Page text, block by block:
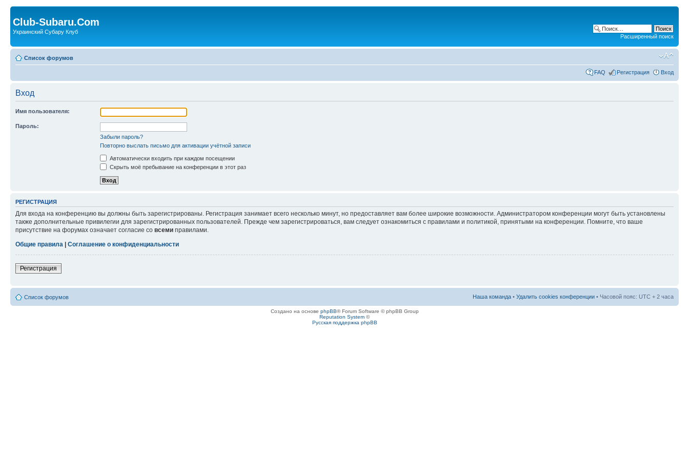
Club-Subaru.Com
Украинский Субару Клуб
Расширенный поиск
Список форумов
FAQ Регистрация Вход
Вход
Имя пользователя:
Пароль:
Забыли пароль?
Повторно выслать письмо для активации учётной записи
Автоматически входить при каждом посещении
Скрыть моё пребывание на конференции в этот раз
РЕГИСТРАЦИЯ
Для входа на конференцию вы должны быть зарегистрированы. Регистрация занимает всего несколько минут, но предоставляет вам более широкие возможности. Администратором конференции могут быть установлены
также дополнительные привилегии для зарегистрированных пользователей. Прежде чем зарегистрироваться, вам следует ознакомиться с правилами и политикой, принятыми на конференции. Помните, что ваше
присутствие на форумах означает согласие со всеми правилами.
Общие правила
Соглашение о конфиденциальности
Регистрация
Список форумов Наша команда • Удалить cookies конференции • Часовой пояс: UTC + 2 часа
Создано на основе phpBB® Forum Software © phpBB Group
Reputation System ©
Русская поддержка phpBB